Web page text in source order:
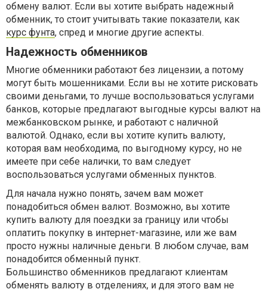
обмену валют. Если вы хотите выбрать надежный
обменник, то стоит учитывать такие показатели, как
курс фунта, спред и многие другие аспекты.
Надежность обменников
Многие обменники работают без лицензии, а потому
могут быть мошенниками. Если вы не хотите рисковать
своими деньгами, то лучше воспользоваться услугами
банков, которые предлагают выгодные курсы валют на
межбанковском рынке, и работают с наличной
валютой. Однако, если вы хотите купить валюту,
которая вам необходима, по выгодному курсу, но не
имеете при себе налички, то вам следует
воспользоваться услугами обменных пунктов.
Для начала нужно понять, зачем вам может
понадобиться обмен валют. Возможно, вы хотите
купить валюту для поездки за границу или чтобы
оплатить покупку в интернет-магазине, или же вам
просто нужны наличные деньги. В любом случае, вам
понадобится обменный пункт.
Большинство обменников предлагают клиентам
обменять валюту в отделениях, и для этого вам не